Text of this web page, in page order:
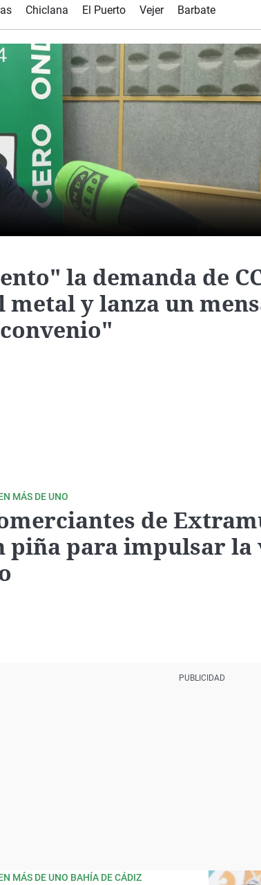
Chiclana El Puerto Vejer Barbate
la demanda de
y lanza un
MÁS DE UNO
de
piña para impulsar la
MÁS DE UNO BAHÍA DE CÁDIZ